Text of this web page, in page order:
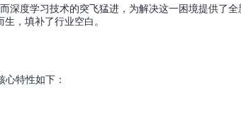
深度学习技术的突飞猛进，为解决这一困境提供了
，填补了行业空白。
特性如下：